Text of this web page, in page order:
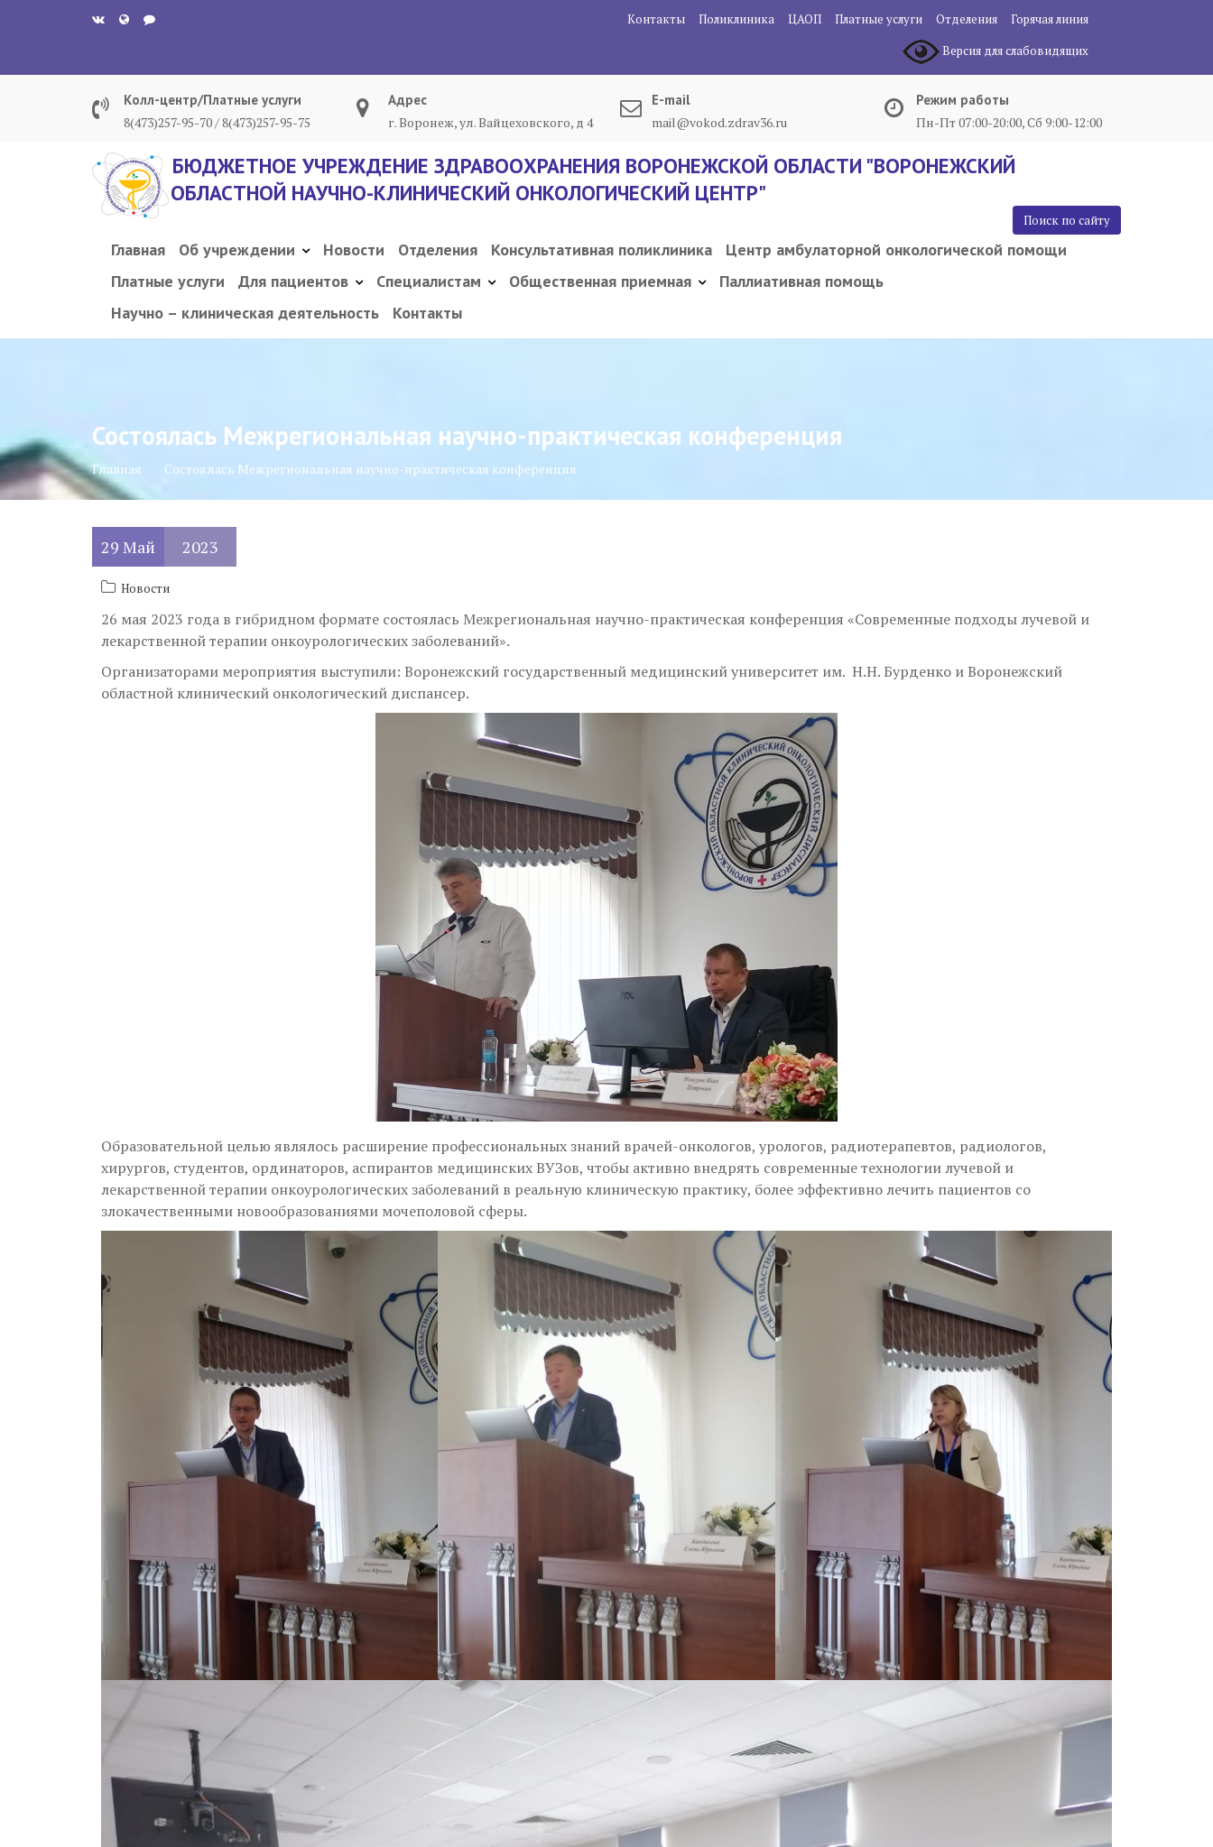
Контакты Поликлиника ЦАОП Платные услуги Отделения
Горячая линия
Версия для слабовидящих
Колл-центр/Платные услуги
8(473)257-95-70 / 8(473)257-95-75
Адрес
г. Воронеж, ул. Вайцеховского, д 4
E-mail
mail@vokod.zdrav36.ru
Режим работы
Пн-Пт 07:00-20:00, Сб 9:00-12:00
БЮДЖЕТНОЕ УЧРЕЖДЕНИЕ ЗДРАВООХРАНЕНИЯ ВОРОНЕЖСКОЙ ОБЛАСТИ "ВОРОНЕЖСКИЙ
ОБЛАСТНОЙ НАУЧНО-КЛИНИЧЕСКИЙ ОНКОЛОГИЧЕСКИЙ ЦЕНТР"
Поиск по сайту
Главная Об учреждении Новости Отделения Консультативная поликлиника
Центр амбулаторной онкологической помощи
Платные услуги
Для пациентов Специалистам Общественная приемная
Паллиативная помощь
Научно – клиническая деятельность
Контакты
Состоялась Межрегиональная научно-практическая конференция
Главная Состоялась Межрегиональная научно-практическая конференция
29 Май 2023
Новости
26 мая 2023 года в гибридном формате состоялась Межрегиональная научно-практическая конференция «Современные подходы лучевой и
лекарственной терапии онкоурологических заболеваний».
Организаторами мероприятия выступили: Воронежский государственный медицинский университет им. Н.Н. Бурденко и Воронежский
областной клинический онкологический диспансер.
Образовательной целью являлось расширение профессиональных знаний врачей-онкологов, урологов, радиотерапевтов, радиологов,
хирургов, студентов, ординаторов, аспирантов медицинских ВУЗов, чтобы активно внедрять современные технологии лучевой и
лекарственной терапии онкоурологических заболеваний в реальную клиническую практику, более эффективно лечить пациентов со
злокачественными новообразованиями мочеполовой сферы.